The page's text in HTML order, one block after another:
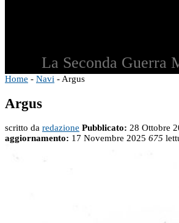
La Seconda Guerra
Home - Navi - Argus
Argus
scritto da redazione Pubblicato: 28 Ottobre
aggiornamento: 17 Novembre 2025 675